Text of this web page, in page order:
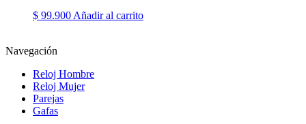
$ 99.900 Añadir al carrito
Navegación
Reloj Hombre
Reloj Mujer
Parejas
Gafas